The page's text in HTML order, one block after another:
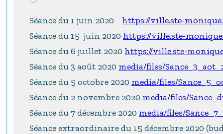
Séance du 1 juin 2020 https://ville.ste-
Séance du 15 juin 2020 https://ville.ste-
Séance du 6 juillet 2020 https://ville.ste-
Séance du 3 août 2020 media/files/
Séance du 5 octobre 2020 media/files/
Séance du 2 novembre 2020 media/files/
Séance du 7 décembre 2020 media/files/
Séance extraordinaire du 15 décembre 2020